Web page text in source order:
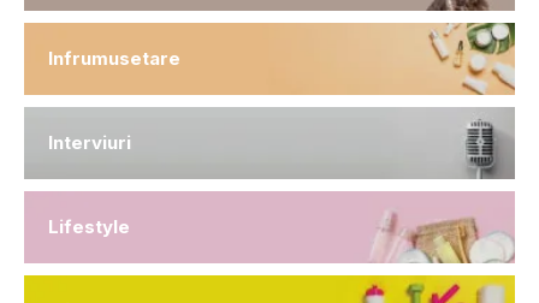
Infrumusetare
Interviuri
Lifestyle